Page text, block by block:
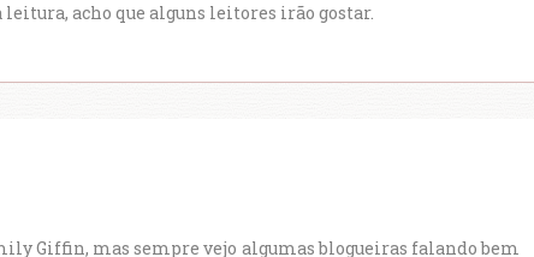
acho que alguns leitores irão gostar.
Giffin, mas sempre vejo algumas blogueiras falando bem